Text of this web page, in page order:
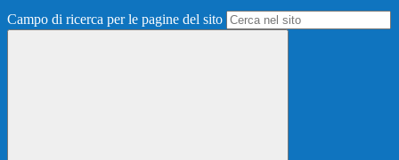
Campo di ricerca per le pagine del sito